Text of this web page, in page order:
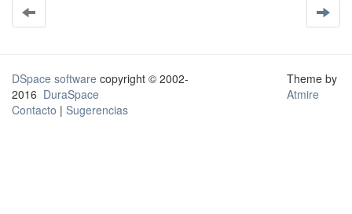
DSpace software copyright © 2002-
2016 DuraSpace
Contacto | Sugerencias
Theme by
Atmire